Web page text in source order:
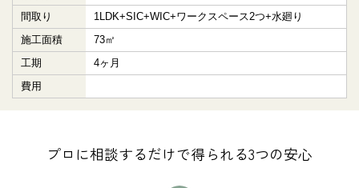
間取り
1LDK+SIC+WIC+ワークスペース2つ+水廻り
施工面積
73㎡
工期
4ヶ月
費用
プロに相談するだけで得られる3つの安心